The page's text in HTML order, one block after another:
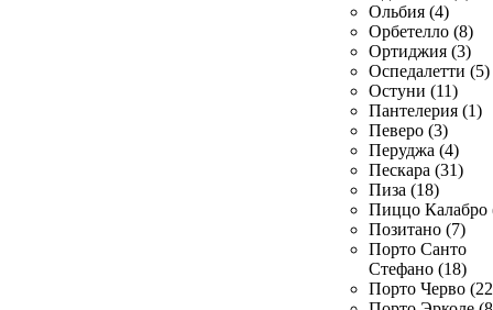
Ольбия (4)
Орбетелло (8)
Ортиджия (3)
Оспедалетти (5)
Остуни (11)
Пантелерия (1)
Певеро (3)
Перуджа (4)
Пескара (31)
Пиза (18)
Пиццо Калабро
Позитано (7)
Порто Санто
Стефано (18)
Порто Черво